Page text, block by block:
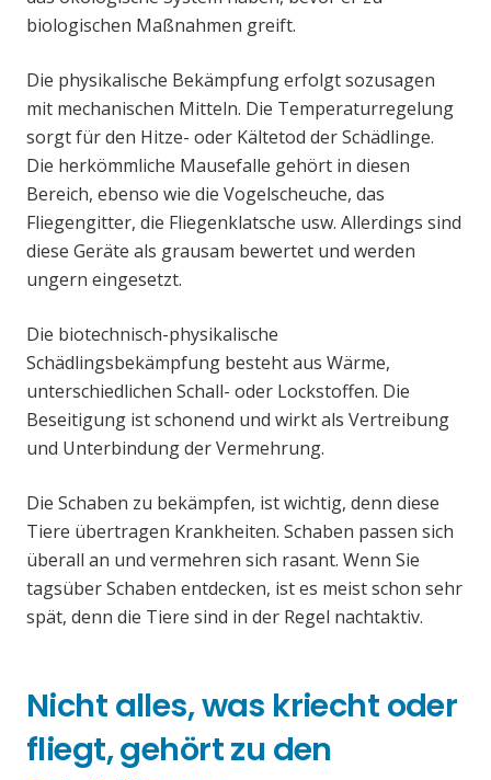
biologischen Maßnahmen greift.
Die physikalische Bekämpfung erfolgt sozusagen
mit mechanischen Mitteln. Die Temperaturregelung
sorgt für den Hitze- oder Kältetod der Schädlinge.
Die herkömmliche Mausefalle gehört in diesen
Bereich, ebenso wie die Vogelscheuche, das
Fliegengitter, die Fliegenklatsche usw. Allerdings sind
diese Geräte als grausam bewertet und werden
ungern eingesetzt.
Die biotechnisch-physikalische
Schädlingsbekämpfung besteht aus Wärme,
unterschiedlichen Schall- oder Lockstoffen. Die
Beseitigung ist schonend und wirkt als Vertreibung
und Unterbindung der Vermehrung.
Die Schaben zu bekämpfen, ist wichtig, denn diese
Tiere übertragen Krankheiten. Schaben passen sich
überall an und vermehren sich rasant. Wenn Sie
tagsüber Schaben entdecken, ist es meist schon sehr
spät, denn die Tiere sind in der Regel nachtaktiv.
Nicht alles, was kriecht oder
fliegt, gehört zu den